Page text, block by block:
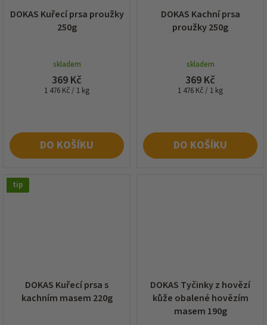
DOKAS Kuřecí prsa proužky
250g
skladem
369 Kč
Měrná
1 476 Kč / 1 kg
DO KOŠÍKU
DOKAS Kachní prsa
proužky 250g
skladem
369 Kč
Měrná
1 476 Kč / 1 kg
DO KOŠÍKU
tip
DOKAS Kuřecí prsa s
kachním masem 220g
DOKAS Tyčinky z hovězí
kůže obalené hovězím
masem 190g